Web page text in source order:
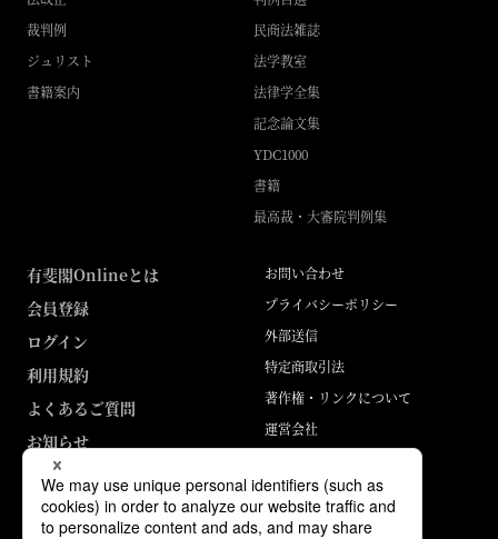
裁判例
ジュリスト
書籍案内
民商法雑誌
法学教室
法律学全集
記念論文集
YDC1000
書籍
最高裁・大審院判例集
有斐閣Onlineとは
会員登録
ログイン
利用規約
よくあるご質問
お知らせ
お問い合わせ
プライバシーポリシー
外部送信
特定商取引法
著作権・リンクについて
運営会社